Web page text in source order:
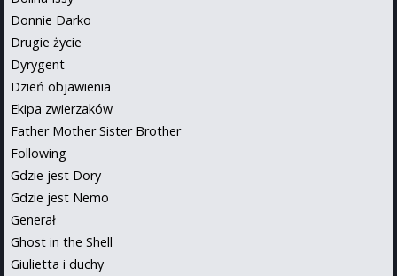
Donnie Darko
Drugie życie
Dyrygent
Dzień objawienia
Ekipa zwierzaków
Father Mother Sister Brother
Following
Gdzie jest Dory
Gdzie jest Nemo
Generał
Ghost in the Shell
Giulietta i duchy